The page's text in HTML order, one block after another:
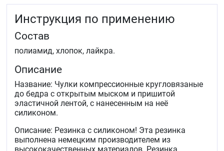
рисунка на коже ног.
Инструкция по применению
Состав
полиамид, хлопок, лайкра.
Описание
Название: Чулки компрессионные кругловязаные
до бедра с открытым мыском и пришитой
эластичной лентой, с нанесенным на неё
силиконом.
Описание: Резинка с силиконом! Эта резинка
выполнена немецким производителем из